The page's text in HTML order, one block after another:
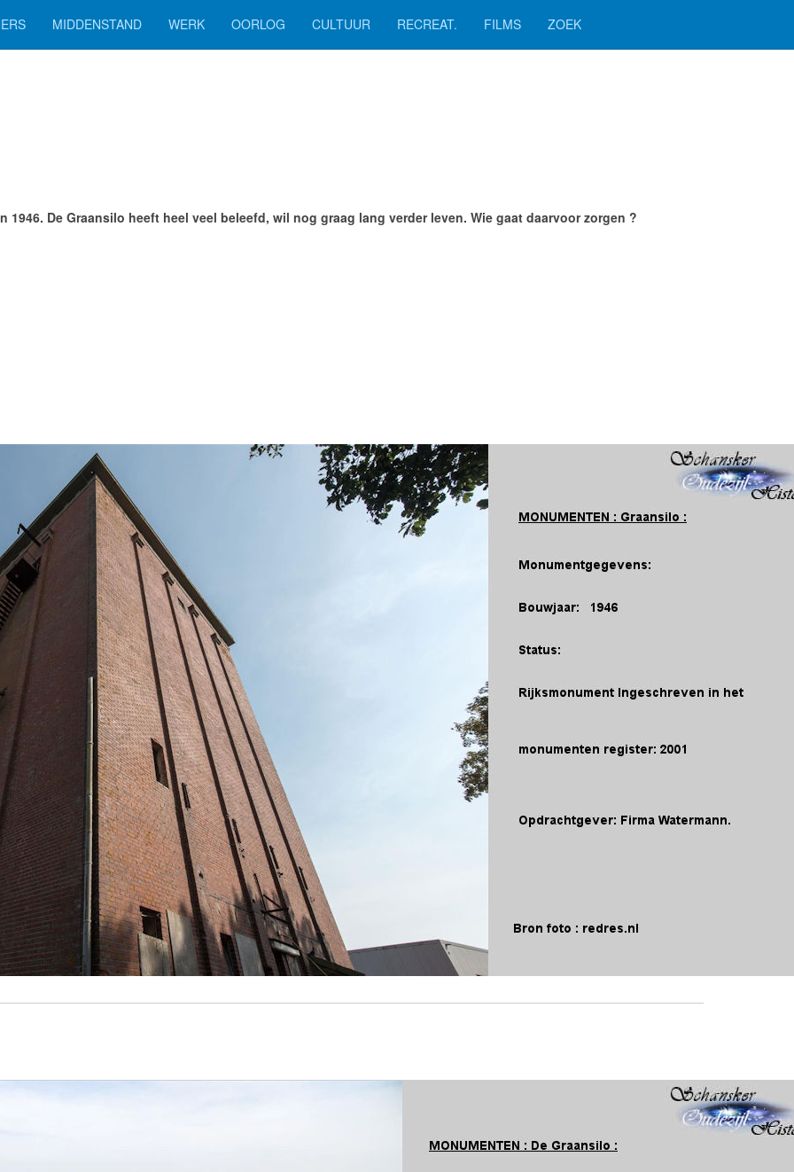
MIDDENSTAND WERK OORLOG CULTUUR RECREAT. FILMS ZOEK
1946. De Graansilo heeft heel veel beleefd, wil nog graag lang verder leven. Wie gaat daarvoor zorgen ?